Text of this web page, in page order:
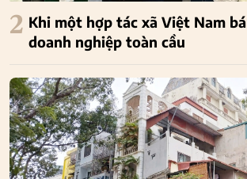
2 Khi một hợp tác xã Việt Nam
doanh nghiệp toàn cầu